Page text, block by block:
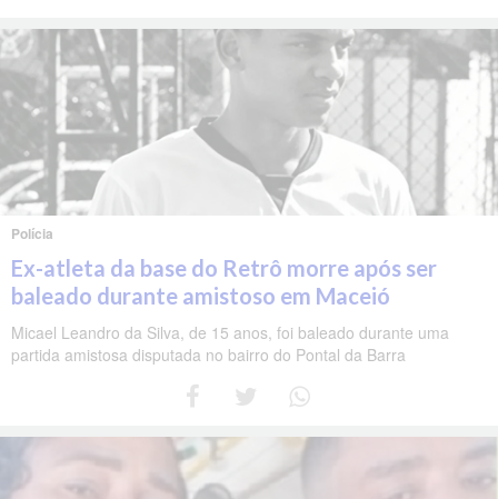
Polícia
Ex-atleta da base do Retrô morre após ser
baleado durante amistoso em Maceió
Micael Leandro da Silva, de 15 anos, foi baleado durante uma
partida amistosa disputada no bairro do Pontal da Barra